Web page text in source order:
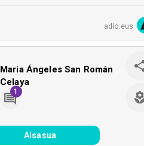
adio.eus
Maria Ángeles San Román
Celaya
1
Alsasua